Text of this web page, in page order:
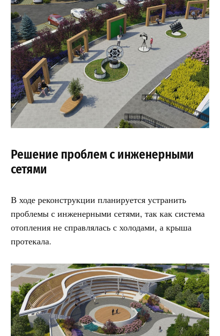
Решение проблем с инженерными
сетями
В ходе реконструкции планируется устранить
проблемы с инженерными сетями, так как система
отопления не справлялась с холодами, а крыша
протекала.